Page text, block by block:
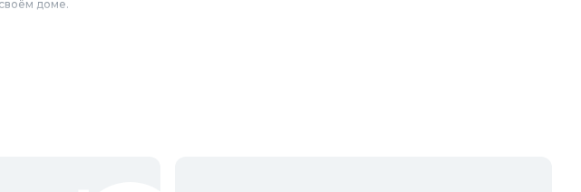
доме.
Москвы и городов Московской области: Балашиха, Подольск, Химки, Мытищи, Королёв,